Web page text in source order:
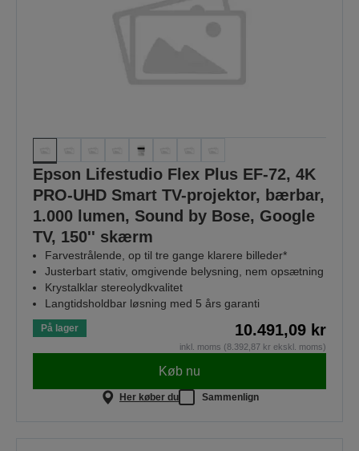
Epson Lifestudio Flex Plus EF-72, 4K
PRO-UHD Smart TV-projektor, bærbar,
1.000 lumen, Sound by Bose, Google
TV, 150'' skærm
Farvestrålende, op til tre gange klarere billeder*
Justerbart stativ, omgivende belysning, nem opsætning
Krystalklar stereolydkvalitet
Langtidsholdbar løsning med 5 års garanti
På lager 10.491,09 kr
inkl. moms (8.392,87 kr ekskl. moms)
Køb nu
Her køber du Sammenlign